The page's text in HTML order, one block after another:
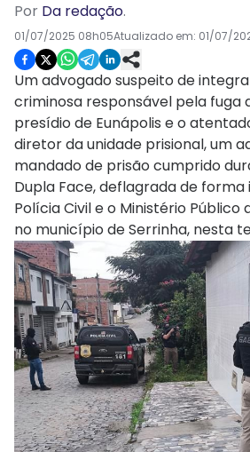
Por Da redação.
01/07/2025 08h05Atualizado em: 01/07/
Um advogado suspeito de
criminosa responsável pela fuga
presídio de Eunápolis e o
diretor da unidade prisional, um
mandado de prisão cumprido
Dupla Face, deflagrada de
Polícia Civil e o Ministério Público
no município de Serrinha, nesta